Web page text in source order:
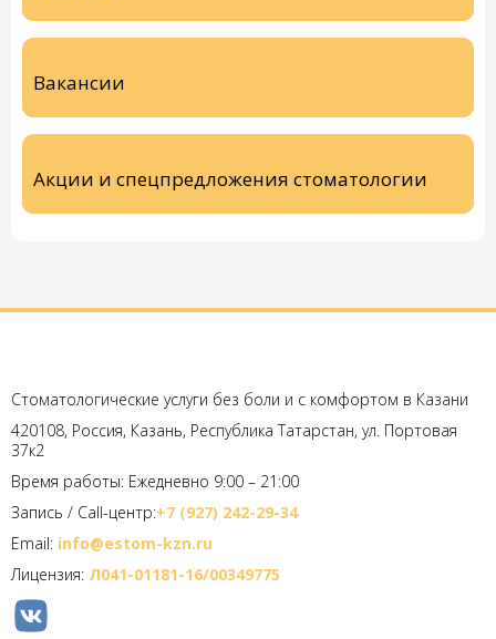
Вакансии
Акции и спецпредложения стоматологии
Стоматологические услуги без боли и с комфортом в Казани
420108, Россия, Казань, Республика Татарстан, ул. Портовая
37к2
Время работы: Ежедневно 9:00 – 21:00
Запись / Call-центр:+7 (927) 242-29-34
Email: info@estom-kzn.ru
Лицензия: Л041-01181-16/00349775